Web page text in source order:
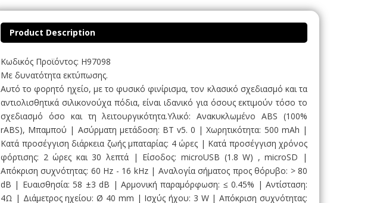
Product Description
Κωδικός Προϊόντος: H97098
Με δυνατότητα εκτύπωσης.
Αυτό το φορητό ηχείο, με το φυσικό φινίρισμα, τον κλασικό σχεδιασμό και τα
αντιολισθητικά σιλικονούχα πόδια, είναι ιδανικό για όσους εκτιμούν τόσο το
σχεδιασμό όσο και τη λειτουργικότητα.Υλικό: Ανακυκλωμένο ABS (100%
rABS), Μπαμπού | Ασύρματη μετάδοση: BT v5. 0 | Χωρητικότητα: 500 mAh |
Κατά προσέγγιση διάρκεια ζωής μπαταρίας: 4 ώρες | Κατά προσέγγιση χρόνος
φόρτισης: 2 ώρες και 30 λεπτά | Είσοδος: microUSB (1.8 W) , microSD |
Απόκριση συχνότητας: 60 Hz - 16 kHz | Αναλογία σήματος προς θόρυβο: > 80
dB | Ευαισθησία: 58 ±3 dB | Αρμονική παραμόρφωση: ≤ 0.45% | Αντίσταση:
4Ω | Διάμετρος ηχείου: Ø 40 mm | Ισχύς ήχου: 3 W | Απόκριση συχνότητας: